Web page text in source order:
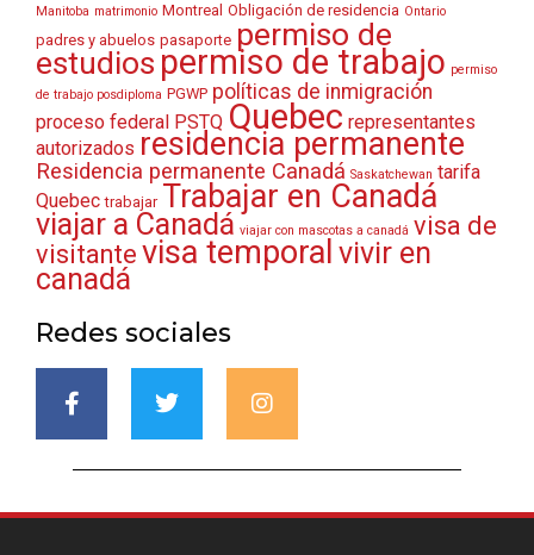
Manitoba matrimonio Montreal Obligación de residencia Ontario
padres y abuelos pasaporte permiso de
estudiospermiso de trabajo permiso
de trabajo posdiploma PGWP políticas de inmigración
proceso federal PSTQ Quebec representantes
autorizados residencia permanente
Residencia permanente Canadá Saskatchewan tarifa
Quebec trabajar Trabajar en Canadá
viajar a Canadá viajar con mascotas a canadá visa de
visitante visa temporal vivir en
canadá
Redes sociales